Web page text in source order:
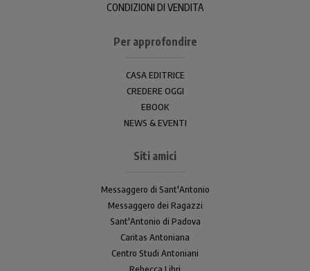
CONDIZIONI DI VENDITA
Per approfondire
CASA EDITRICE
CREDERE OGGI
EBOOK
NEWS & EVENTI
Siti amici
Messaggero di Sant'Antonio
Messaggero dei Ragazzi
Sant'Antonio di Padova
Caritas Antoniana
Centro Studi Antoniani